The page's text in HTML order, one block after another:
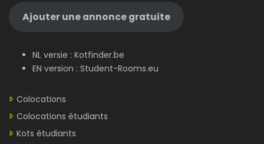
Ajouter une annonce gratuite
NL versie : Kotfinder.be
EN version : Student-Rooms.eu
Colocations
Colocations étudiants
Kots étudiants